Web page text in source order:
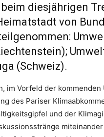
diesjährigen
von
(Schweiz).
im Vorfeld der
des Pariser
und der